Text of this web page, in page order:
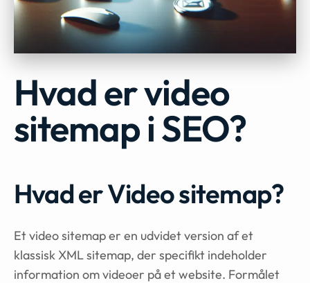
Hvad er video
sitemap i SEO?
Hvad er Video sitemap?
Et video sitemap er en udvidet version af et
klassisk XML sitemap, der specifikt indeholder
information om videoer på et website. Formålet